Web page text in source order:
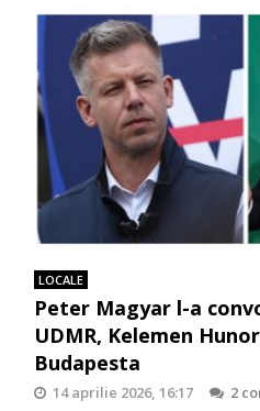
LOCALE
Peter Magyar l-a
UDMR, Kelemen
Budapesta
14 aprilie 2026, 16:17
2